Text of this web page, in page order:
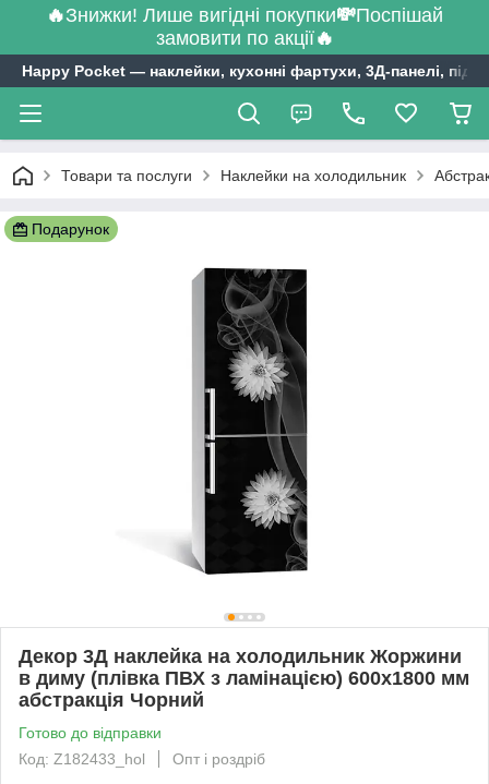
🔥Знижки! Лише вигідні покупки💸Поспішай
замовити по акції🔥
Happy Pocket ― наклейки, кухонні фартухи, 3Д-панелі,
Товари та послуги Наклейки на холодильник
Подарунок
Декор 3Д наклейка на холодильник Жоржини
в диму (плівка ПВХ з ламінацією) 600х1800 мм
абстракція Чорний
Готово до відправки
Код: Z182433_hol
Опт і роздріб